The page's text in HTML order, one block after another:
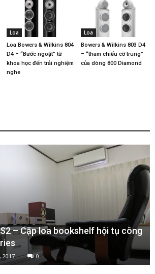
Loa
Loa Bowers & Wilkins 804
D4 – “Bước ngoặt” từ
khoa học đến trải nghiệm
nghe
Loa
Bowers & Wilkins 803 D4
– “tham chiếu cỡ trung”
của dòng 800 Diamond
– Cặp loa bookshelf hội tụ công
2017 0